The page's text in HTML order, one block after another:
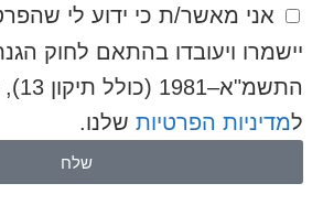
אני מאשר/ת כי ידוע לי
יישמרו ויעובדו בהתאם לחוק
למדיניות הפרטיותשלנו.
שלח